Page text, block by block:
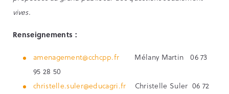
vives.
Renseignements :
amenagement@cchcpp.fr Mélany Martin 06 73
95 28 50
christelle.suler@educagri.fr Christelle Suler 06 72